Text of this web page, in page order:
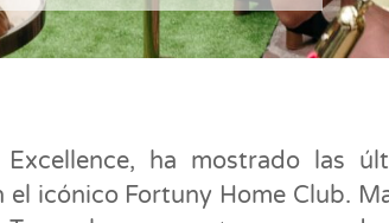
ha mostrado las
icónico Fortuny Home Club.